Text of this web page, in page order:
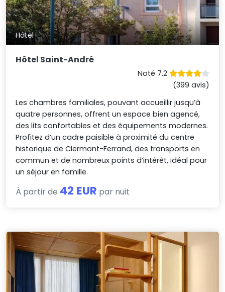
Hôtel
Hôtel Saint-André
Noté 7.2
(399 avis)
Les chambres familiales, pouvant accueillir jusqu’à
quatre personnes, offrent un espace bien agencé,
des lits confortables et des équipements modernes.
Profitez d’un cadre paisible à proximité du centre
historique de Clermont-Ferrand, des transports en
commun et de nombreux points d’intérêt, idéal pour
un séjour en famille.
À partir de 42 EUR par nuit